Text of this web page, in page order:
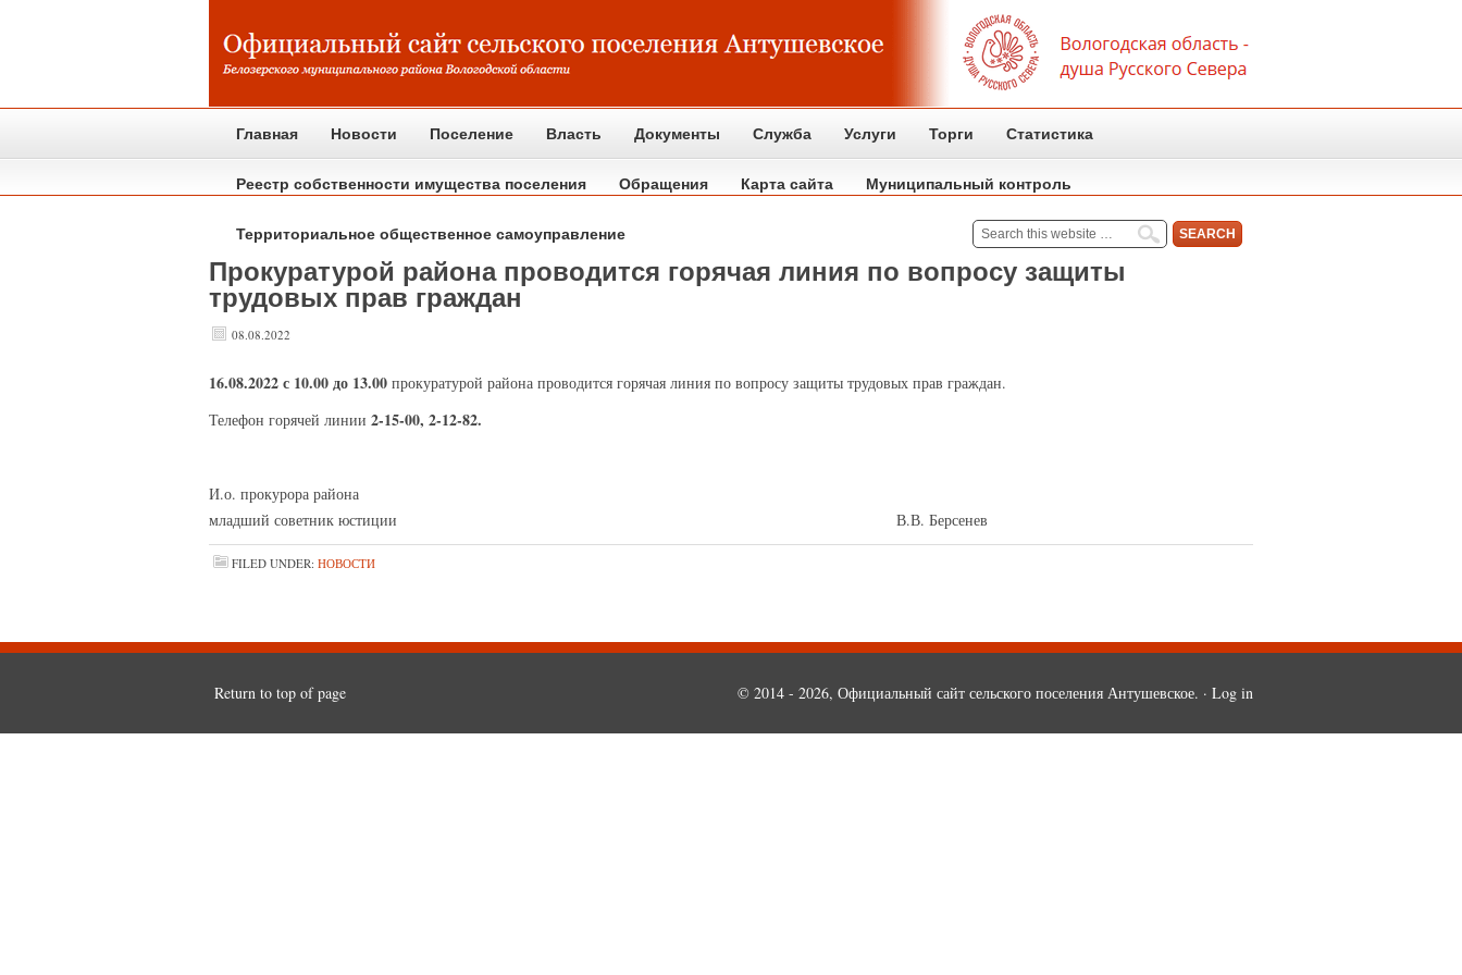
Главная Новости Поселение Власть Документы Служба Услуги Торги Статистика
Реестр собственности имущества поселения Обращения Карта сайта Муниципальный контроль
Территориальное общественное самоуправление
Прокуратурой района проводится горячая линия по вопросу защиты
трудовых прав граждан
08.08.2022
16.08.2022с 10.00 до 13.00 прокуратурой района проводится горячая линия по вопросу защиты трудовых прав граждан.
Телефон горячей линии 2-15-00, 2-12-82.
И.о. прокурора района
младший советник юстиции В.В. Берсенев
FILED UNDER: НОВОСТИ
Return to top of page © 2014 - 2026, Официальный сайт сельского поселения Антушевское. · Log in